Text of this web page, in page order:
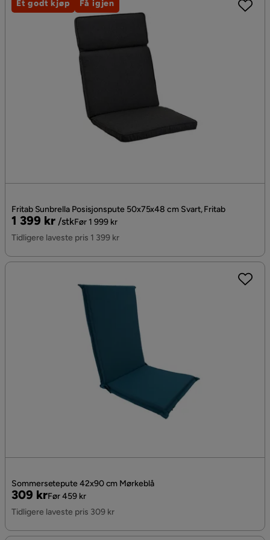
Fritab Sunbrella Posisjonspute 50x75x48 cm Svart, Fritab
Pris
1 399 kr /stk
Original
Pris
Før 1 999 kr
Tidligere laveste pris 1 399 kr
Et godt kjøp Få igjen
Sommersetepute 42x90 cm Mørkeblå
Pris
309 kr
Original
Pris
Før 459 kr
Tidligere laveste pris 309 kr